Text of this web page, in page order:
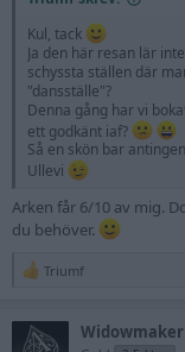
Kul, tack
Ja den här resan lär
schyssta ställen där
"dansställe"?
Denna gång har vi
ett godkänt iaf?
Så en skön bar
Ullevi
Arken får 6/10 av mig.
du behöver.
R
Triumf
Widowmaker